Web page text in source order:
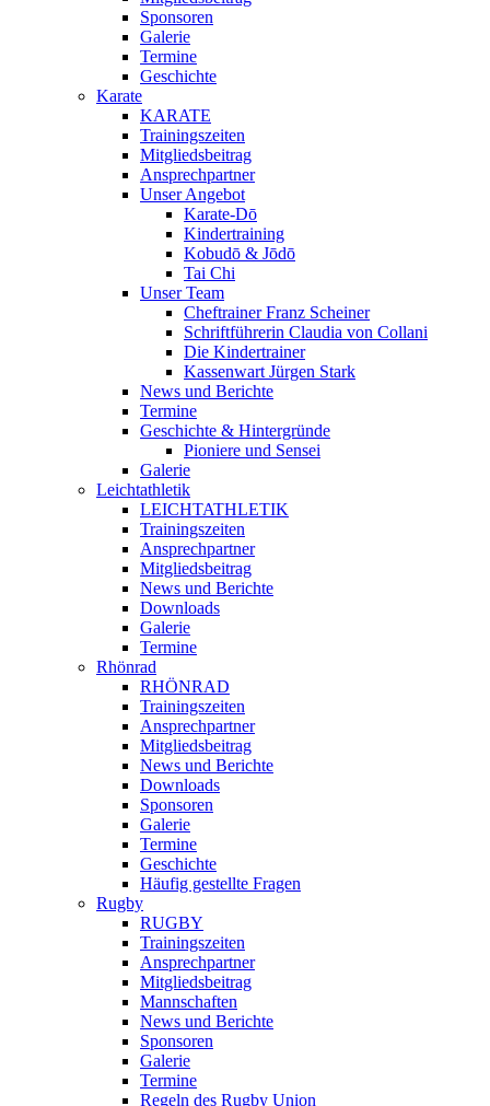
Sponsoren
Galerie
Termine
Geschichte
Karate
KARATE
Trainingszeiten
Mitgliedsbeitrag
Ansprechpartner
Unser Angebot
Karate-Dō
Kindertraining
Kobudō & Jōdō
Tai Chi
Unser Team
Cheftrainer Franz Scheiner
Schriftführerin Claudia von Collani
Die Kindertrainer
Kassenwart Jürgen Stark
News und Berichte
Termine
Geschichte & Hintergründe
Pioniere und Sensei
Galerie
Leichtathletik
LEICHTATHLETIK
Trainingszeiten
Ansprechpartner
Mitgliedsbeitrag
News und Berichte
Downloads
Galerie
Termine
Rhönrad
RHÖNRAD
Trainingszeiten
Ansprechpartner
Mitgliedsbeitrag
News und Berichte
Downloads
Sponsoren
Galerie
Termine
Geschichte
Häufig gestellte Fragen
Rugby
RUGBY
Trainingszeiten
Ansprechpartner
Mitgliedsbeitrag
Mannschaften
News und Berichte
Sponsoren
Galerie
Termine
Regeln des Rugby Union